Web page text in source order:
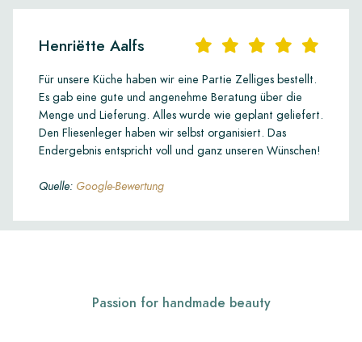
Henriëtte Aalfs
Für unsere Küche haben wir eine Partie Zelliges bestellt.
Es gab eine gute und angenehme Beratung über die
Menge und Lieferung. Alles wurde wie geplant geliefert.
Den Fliesenleger haben wir selbst organisiert. Das
Endergebnis entspricht voll und ganz unseren Wünschen!
Quelle: Google-Bewertung
Passion for handmade beauty